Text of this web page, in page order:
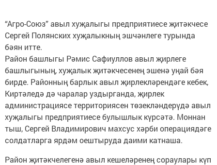
“Агро-Союз” авыл ху­җа­лы­гы предприятиесе җи­тәкчесе
Сергей Полянских хуҗалыкның эшчән­леге турында
бәян итте.
Район башлыгы Рәмис Сафиуллов авыл җирлеге
башлыгының, хуҗалык җитәкчесенең эшенә уңай бәя
бирде. Районның барлык авыл җирлекләрендәге кебек,
Киртәледә дә чаралар уздырганда, җирлек
администрациясе территория­сен төзекләндерүдә авыл
хуҗалыгы предприятиесе булышлык күрсәтә. Моннан
тыш, Сергей Владимирович махсус хәрби операциядәге
солдатларга ярдәм оештыруда даими катнаша.
Район җитәкчелегенә авыл кешеләренең сораулары күп